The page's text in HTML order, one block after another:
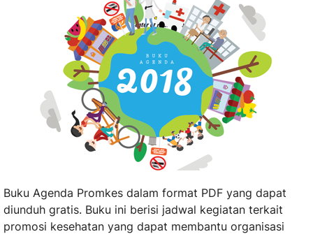
Buku Agenda Promkes dalam format PDF yang dapat
diunduh gratis. Buku ini berisi jadwal kegiatan terkait
promosi kesehatan yang dapat membantu organisasi